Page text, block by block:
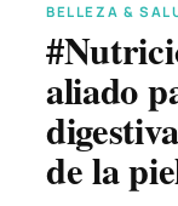
BELLEZA &
aliado
de la